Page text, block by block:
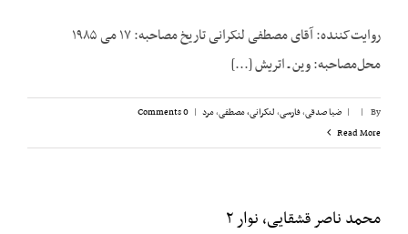
روایت‌کننده: آقای مصطفی لنکرانی تاریخ مصاحبه: ۱۷ می ۱۹۸۵
محل‌مصاحبه: وین ـ اتریش [...]
By
|
| ضیا صدقی,فارسی,لنکرانی، مصطفی,مرد |
0 Comments
Read More
محمد ناصر قشقایی، نوار ۲